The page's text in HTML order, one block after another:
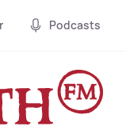
Podcasts